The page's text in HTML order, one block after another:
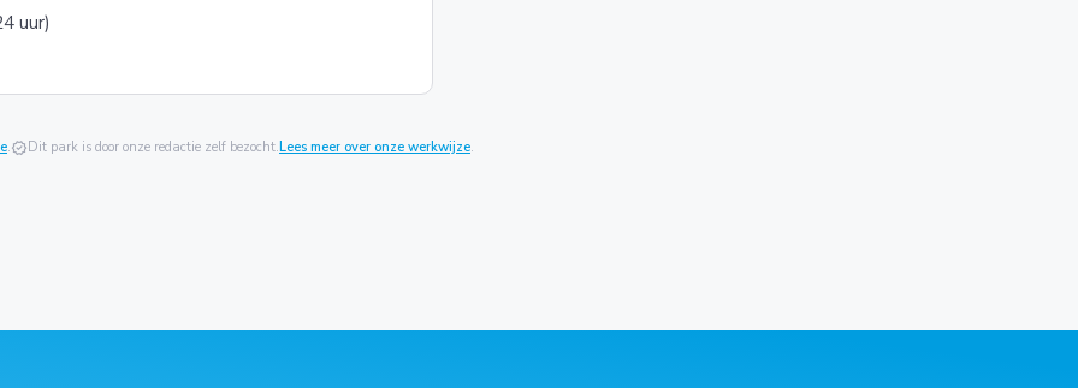
uur)
.verifiedDit park is door onze redactie zelf bezocht.Lees meer over onze werkwijze.